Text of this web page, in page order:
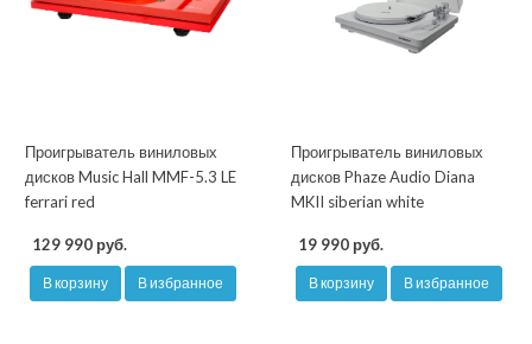
Проигрыватель виниловых
дисков Music Hall MMF-5.3 LE
ferrari red
129 990 руб.
В корзину В избранное
Проигрыватель виниловых
дисков Phaze Audio Diana
MKII siberian white
19 990 руб.
В корзину В избранное